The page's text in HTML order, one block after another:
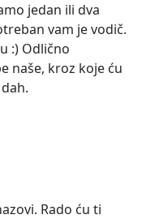
jedan ili dva
vam je vodič.
:) Odlično
naše, kroz koje ću
Rado ću ti